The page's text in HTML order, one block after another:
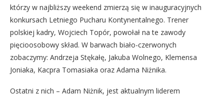
którzy w najbliższy weekend zmierzą się w inauguracyjnych
konkursach Letniego Pucharu Kontynentalnego. Trener
polskiej kadry, Wojciech Topór, powołał na te zawody
pięcioosobowy skład. W barwach biało-czerwonych
zobaczymy: Andrzeja Stękałę, Jakuba Wolnego, Klemensa
Joniaka, Kacpra Tomasiaka oraz Adama Niżnika.
Ostatni z nich – Adam Niżnik, jest aktualnym liderem